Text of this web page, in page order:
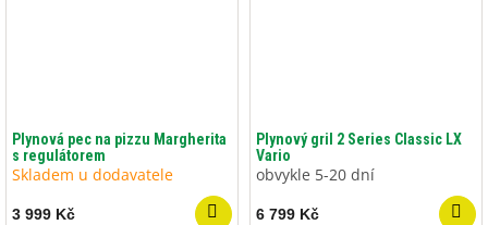
Plynová pec na pizzu Margherita
s regulátorem
Skladem u dodavatele
3 999 Kč
Plynový gril 2 Series Classic LX
Vario
obvykle 5-20 dní
6 799 Kč